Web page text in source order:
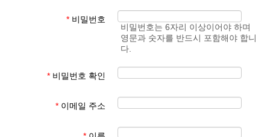
* 비밀번호
비밀번호는 6자리 이상이어야 하며
영문과 숫자를 반드시 포함해야 합니
다.
* 비밀번호 확인
* 이메일 주소